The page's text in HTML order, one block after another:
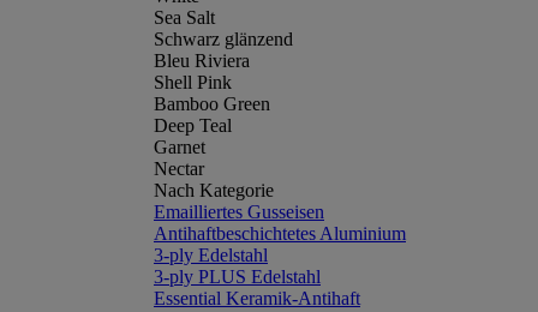
Sea Salt
Schwarz glänzend
Bleu Riviera
Shell Pink
Bamboo Green
Deep Teal
Garnet
Nectar
Nach Kategorie
Emailliertes Gusseisen
Antihaftbeschichtetes Aluminium
3-ply Edelstahl
3-ply PLUS Edelstahl
Essential Keramik-Antihaft